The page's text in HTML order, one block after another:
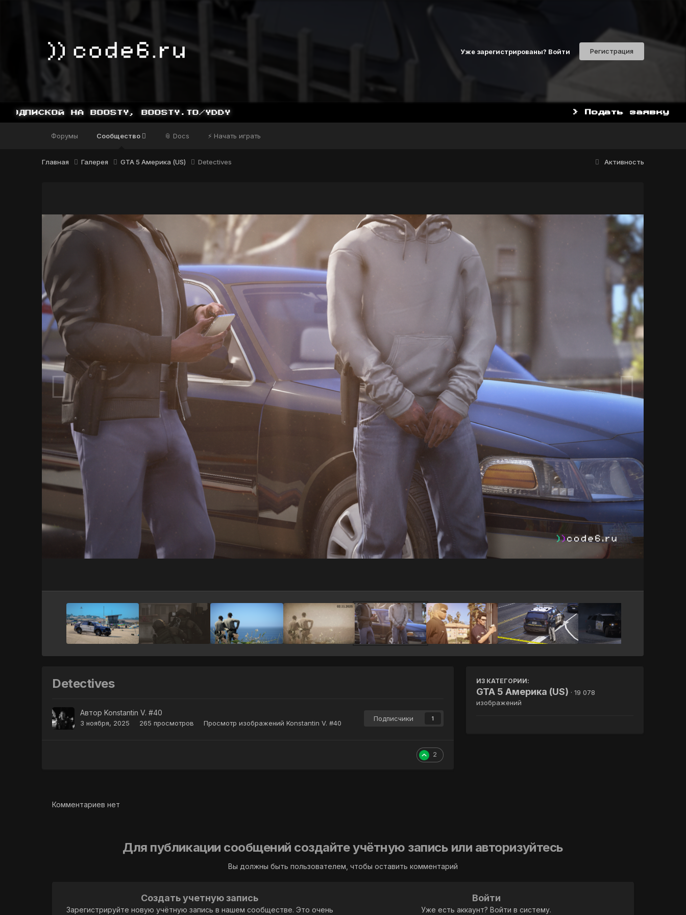
Уже зарегистрированы? Войти Регистрация
НАЧАТЬ ИГРАТЬ СЕЙЧАС
> Подать заявку
Форумы Сообщество 📎 Docs ⚡ Начать играть
Активность
Главная Галерея GTA 5 Америка (US) Detectives
Detectives
АвторKonstantin V. #40
3 ноября, 2025 265 просмотров Просмотр изображений Konstantin V. #40
Подписчики 1
2
ИЗ КАТЕГОРИИ:
GTA 5 Америка (US) · 19 078
изображений
Комментариев нет
Для публикации сообщений создайте учётную запись или авторизуйтесь
Вы должны быть пользователем, чтобы оставить комментарий
Создать учетную запись
Зарегистрируйте новую учётную запись в нашем сообществе. Это очень
Войти
Уже есть аккаунт? Войти в систему.